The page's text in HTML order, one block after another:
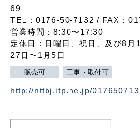
69
TEL：0176-50-7132 / FAX：
営業時間：8:30〜17:30
定休日：日曜日、祝日、及び8月
27日〜1月5日
販売可 工事・取付可
http://nttbj.itp.ne.jp/